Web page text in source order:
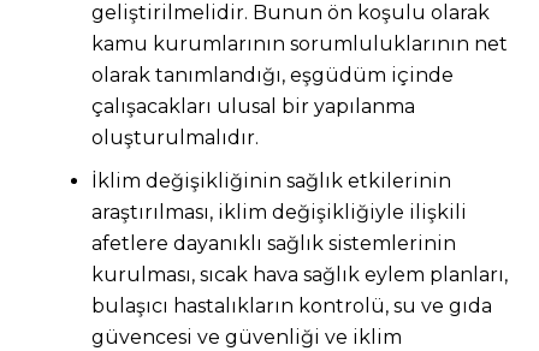
geliştirilmelidir. Bunun ön koşulu olarak
kamu kurumlarının sorumluluklarının net
olarak tanımlandığı, eşgüdüm içinde
çalışacakları ulusal bir yapılanma
oluşturulmalıdır.
İklim değişikliğinin sağlık etkilerinin
araştırılması, iklim değişikliğiyle ilişkili
afetlere dayanıklı sağlık sistemlerinin
kurulması, sıcak hava sağlık eylem planları,
bulaşıcı hastalıkların kontrolü, su ve gıda
güvencesi ve güvenliği ve iklim